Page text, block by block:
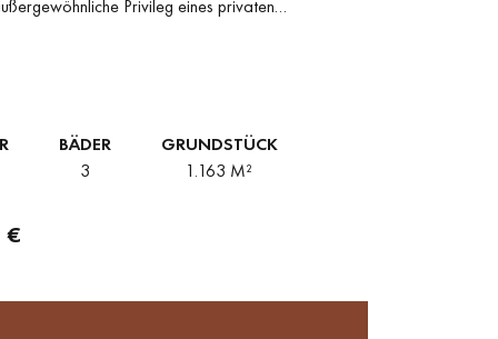
Privileg eines privaten
BÄDER
3
GRUNDSTÜCK
1.163 M²
€